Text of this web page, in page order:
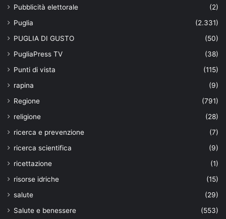
Pubblicità elettorale
(2)
Puglia
(2.331)
PUGLIA DI GUSTO
(50)
PugliaPress TV
(38)
Punti di vista
(115)
rapina
(9)
Regione
(791)
religione
(28)
ricerca e prevenzione
(7)
ricerca scientifica
(9)
ricettazione
(1)
risorse idriche
(15)
salute
(29)
Salute e benessere
(553)